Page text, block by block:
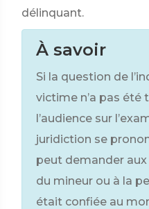
délinquant.
À savoir
Si la question de
victime n’a pas été
l’audience sur
juridiction se
peut demander aux
du mineur ou à la
était confiée au